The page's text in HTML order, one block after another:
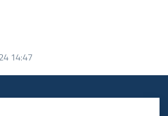
14:47